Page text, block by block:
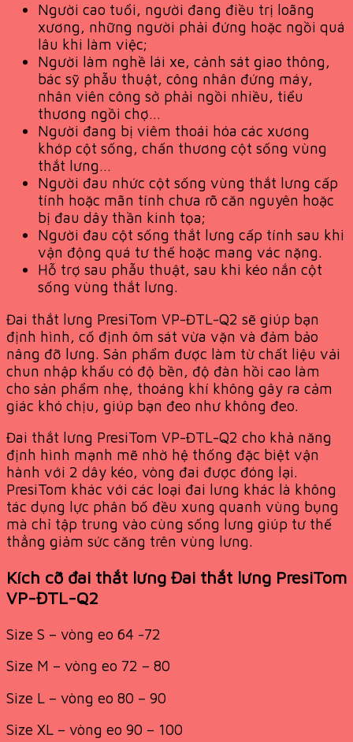
Người cao tuổi, người đang điều trị loãng
xương, những người phải đứng hoặc ngồi quá
lâu khi làm việc;
Người làm nghề lái xe, cảnh sát giao thông,
bác sỹ phẫu thuật, công nhân đứng máy,
nhân viên công sở phải ngồi nhiều, tiểu
thương ngồi chợ…
Người đang bị viêm thoái hóa các xương
khớp cột sống, chấn thương cột sống vùng
thắt lưng…
Người đau nhức cột sống vùng thắt lưng cấp
tính hoặc mãn tính chưa rõ căn nguyên hoặc
bị đau dây thần kinh tọa;
Người đau cột sống thắt lưng cấp tính sau khi
vận động quá tư thế hoặc mang vác nặng.
Hỗ trợ sau phẫu thuật, sau khi kéo nắn cột
sống vùng thắt lưng.
Đai thắt lưng PresiTom VP-ĐTL-Q2 sẽ giúp bạn
định hình, cố định ôm sát vừa vặn và đảm bảo
nâng đỡ lưng. Sản phẩm được làm từ chất liệu vải
chun nhập khẩu có độ bền, độ đàn hồi cao làm
cho sản phẩm nhẹ, thoáng khí không gây ra cảm
giác khó chịu, giúp bạn đeo như không đeo.
Đai thắt lưng PresiTom VP-ĐTL-Q2 cho khả năng
định hình mạnh mẽ nhờ hệ thống đặc biệt vận
hành với 2 dây kéo, vòng đai được đóng lại.
PresiTom khác với các loại đai lưng khác là không
tác dụng lực phân bố đều xung quanh vùng bụng
mà chỉ tập trung vào cùng sống lưng giúp tư thế
thẳng giảm sức căng trên vùng lưng.
Kích cỡ đai thắt lưng Đai thắt lưng PresiTom
VP-ĐTL-Q2
Size S – vòng eo 64 -72
Size M – vòng eo 72 – 80
Size L – vòng eo 80 – 90
Size XL – vòng eo 90 – 100